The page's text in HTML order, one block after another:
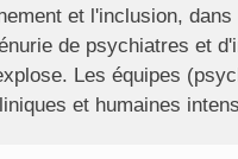
et l'inclusion,
de psychiatres et
Les équipes
et humaines